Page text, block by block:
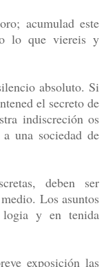
acumulad este
lo que viereis y
absoluto. Si
el secreto de
indiscreción os
una sociedad de
deben ser
medio. Los asuntos
logia y en tenida
exposición las